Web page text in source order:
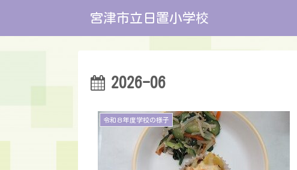
宮津市立日置小学校
2026-06
令和８年度学校の様子